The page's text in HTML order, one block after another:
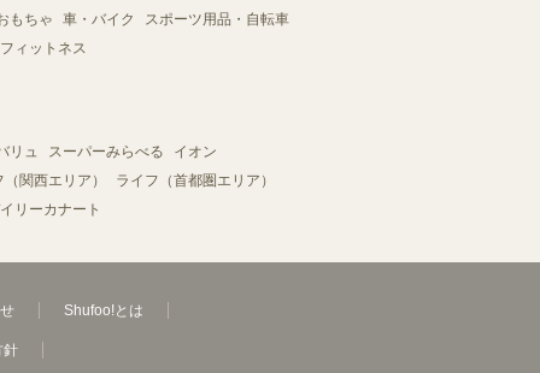
もちゃ 車・バイク
スポーツ用品・自転車
ィットネス
リュ スーパーみらべる
イオン
関西エリア）
ライフ（首都圏エリア）
リーカナート
Shufoo!とは
針